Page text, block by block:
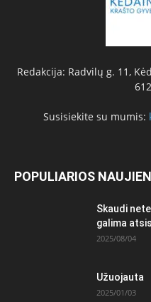
Redakcija: Radvilų g. 11,
Susisiekite su mumis:
POPULIARIOS
Skaudi
galima
2025/08/04
Užuojauta
2025/01/03